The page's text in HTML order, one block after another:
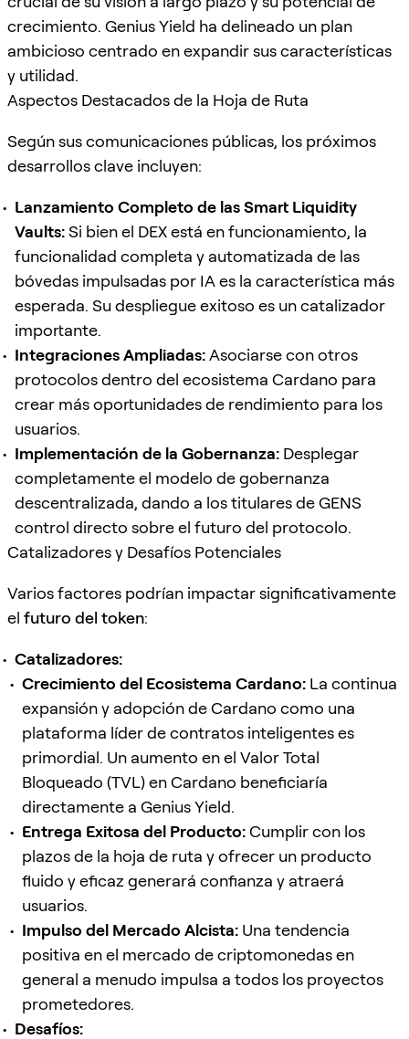
crecimiento. Genius Yield ha delineado un plan
ambicioso centrado en expandir sus características
y utilidad.
Aspectos Destacados de la Hoja de Ruta
Según sus comunicaciones públicas, los próximos
desarrollos clave incluyen:
Lanzamiento Completo de las Smart Liquidity
Vaults:Si bien el DEX está en funcionamiento, la
funcionalidad completa y automatizada de las
bóvedas impulsadas por IA es la característica más
esperada. Su despliegue exitoso es un catalizador
importante.
Integraciones Ampliadas:Asociarse con otros
protocolos dentro del ecosistema Cardano para
crear más oportunidades de rendimiento para los
usuarios.
Implementación de la Gobernanza: Desplegar
completamente el modelo de gobernanza
descentralizada, dando a los titulares de GENS
control directo sobre el futuro del protocolo.
Catalizadores y Desafíos Potenciales
Varios factores podrían impactar significativamente
el futuro del token:
Catalizadores:
Crecimiento del Ecosistema Cardano: La continua
expansión y adopción de Cardano como una
plataforma líder de contratos inteligentes es
primordial. Un aumento en el Valor Total
Bloqueado (TVL) en Cardano beneficiaría
directamente a Genius Yield.
Entrega Exitosa del Producto:Cumplir con los
plazos de la hoja de ruta y ofrecer un producto
fluido y eficaz generará confianza y atraerá
usuarios.
Impulso del Mercado Alcista: Una tendencia
positiva en el mercado de criptomonedas en
general a menudo impulsa a todos los proyectos
prometedores.
Desafíos: